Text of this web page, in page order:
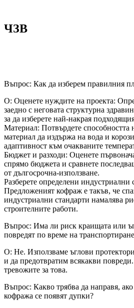
ЧЗВ
Въпрос: Как да изберем правилния
О: Оценете нуждите на проекта:
заедно с неговата структурна
за да изберете най-накрая
Материал: Потвърдете способността
материал да издържа на вода и
адаптивност към очакваните
Бюджет и разходи: Оценете
спрямо бюджета и сравнете
от дългосрочна-използване.
Разберете определени индустриални
Предложеният кофраж е такъв, че
индустриални стандарти намалява
строителните работи.
Въпрос: Има ли риск краищата или
повредят по време на
О: Не. Използваме ъглови
и да предотвратим всякакви
тревожите за това.
Въпрос: Какво трябва да направя,
кофража се появят дупки?